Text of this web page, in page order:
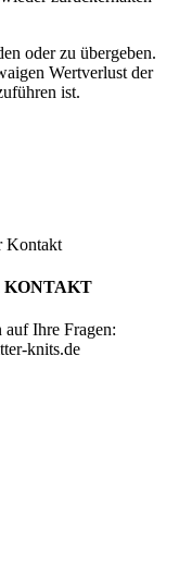
oder zu übergeben.
Wertverlust der
ist.
KONTAKT
Ihre Fragen:
knits.de